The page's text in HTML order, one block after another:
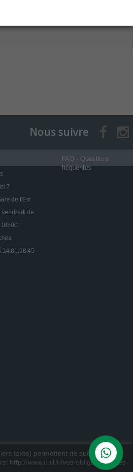
Nous suivre
7
de l'Est
vendredi de
texte) permettent de suivre votre
http://www.cnil.fr/vos-obligations/sites-
FAQ - Questions
fréquentes